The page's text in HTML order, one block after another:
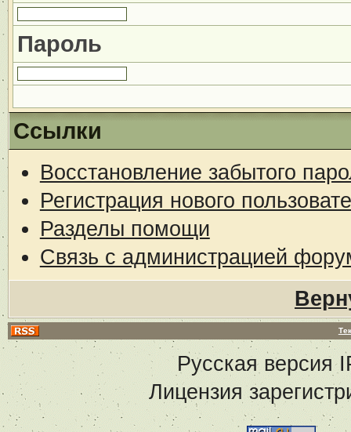
Пароль
Ссылки
Восстановление забытого
Регистрация нового
Разделы помощи
Связь с администрацией
Русская версия
Лицензия